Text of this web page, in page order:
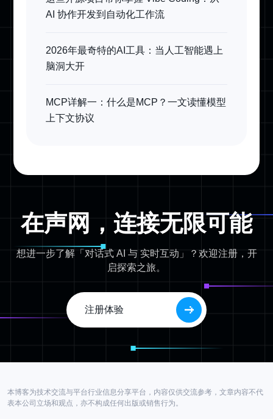
AI 协作开发到自动化工作流
2026年最奇特的AI工具：当人工智能遇上
脑洞大开
MCP详解一：什么是MCP？一文读懂模型
上下文协议
在声网，连接无限可能
想进一步了解「对话式 AI 与 实时互动」？欢迎注册，开
启探索之旅。
注册体验
本博客为技术交流与平台行业信息分享平台，内容仅供交流参考，文章内容不代
表本公司立场和观点，亦不构成任何出版或销售行为。